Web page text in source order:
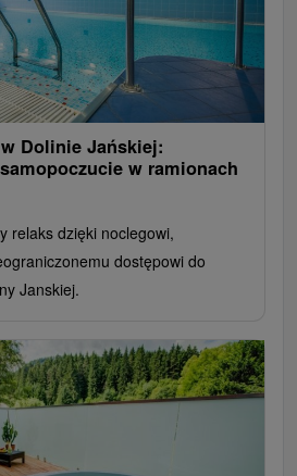
Dolinie Jańskiej:
w ramionach
relaks dzięki noclegowi,
dostępowi do
Janskiej.